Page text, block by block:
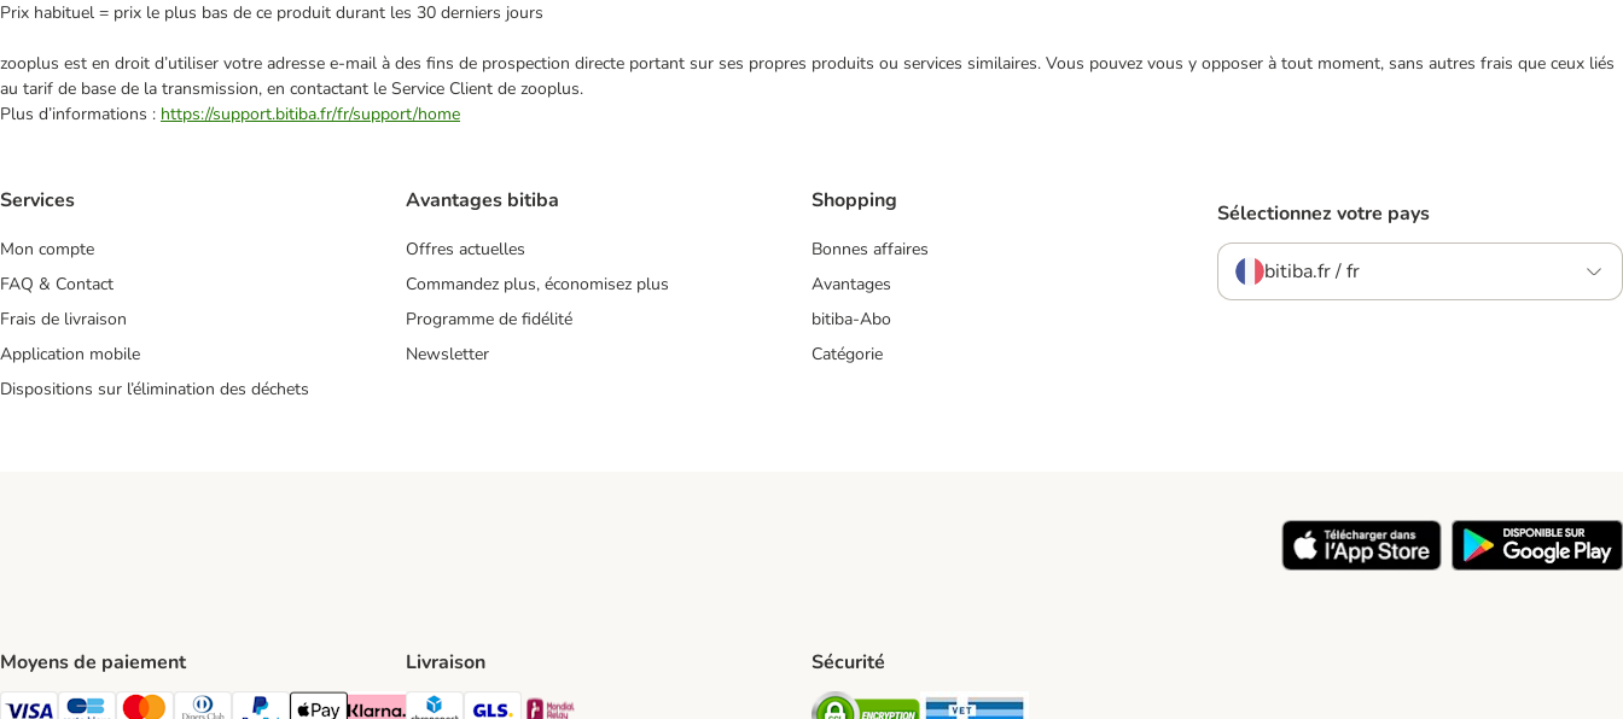
Prix habituel = prix le plus bas de ce produit durant les 30 derniers jours
zooplus est en droit d’utiliser votre adresse e‑mail à des fins de prospection directe portant sur ses propres produits ou services similaires. Vous pouvez vous y opposer à tout moment, sans autres frais que ceux liés
au tarif de base de la transmission, en contactant le Service Client de zooplus.
Plus d’informations : https://support.bitiba.fr/fr/support/home
Services
Mon compte
FAQ & Contact
Frais de livraison
Application mobile
Dispositions sur l’élimination des déchets
Avantages bitiba
Offres actuelles
Commandez plus, économisez plus
Programme de fidélité
Newsletter
Shopping
Bonnes affaires
Avantages
bitiba-Abo
Catégorie
Sélectionnez votre pays
bitiba.fr / fr
Moyens de paiement Livraison
Chronopost Shipping Method
GLS Shipping Method
Mondial relay Shipping Method
Sécurité
Security